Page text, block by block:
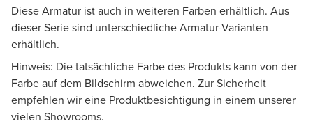
Diese Armatur ist auch in weiteren Farben erhältlich. Aus
dieser Serie sind unterschiedliche Armatur-Varianten
erhältlich.
Hinweis: Die tatsächliche Farbe des Produkts kann von der
Farbe auf dem Bildschirm abweichen. Zur Sicherheit
empfehlen wir eine Produktbesichtigung in einem unserer
vielen Showrooms.